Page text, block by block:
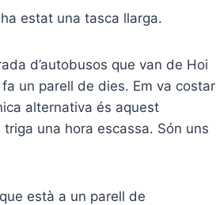
estat una tasca llarga.
d’autobusos que van de Hoi
un parell de dies. Em va costar
alternativa és aquest
una hora escassa. Són uns
està a un parell de